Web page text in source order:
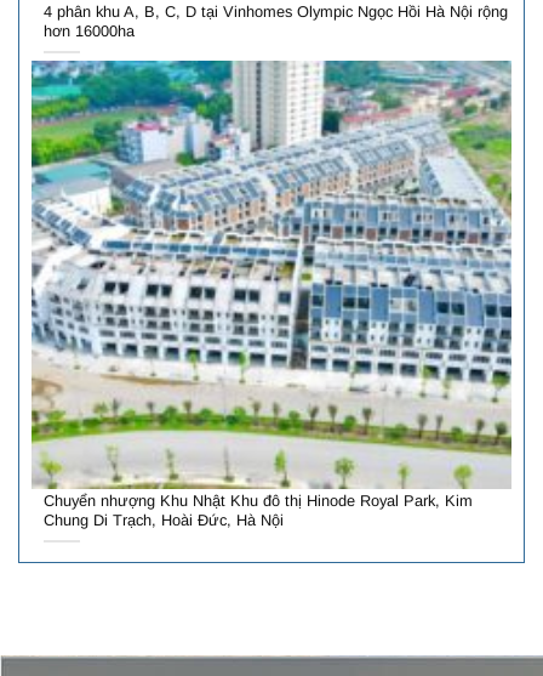
4 phân khu A, B, C, D tại Vinhomes Olympic Ngọc Hồi Hà Nội rộng
hơn 16000ha
Chuyển nhượng Khu Nhật Khu đô thị Hinode Royal Park, Kim
Chung Di Trạch, Hoài Đức, Hà Nội